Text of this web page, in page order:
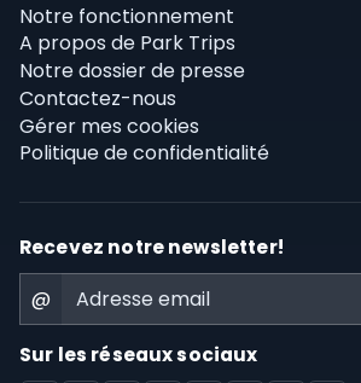
Notre fonctionnement
A propos de Park Trips
Notre dossier de presse
Contactez-nous
Gérer mes cookies
Politique de confidentialité
Recevez notre newsletter!
@
Sur les réseaux sociaux